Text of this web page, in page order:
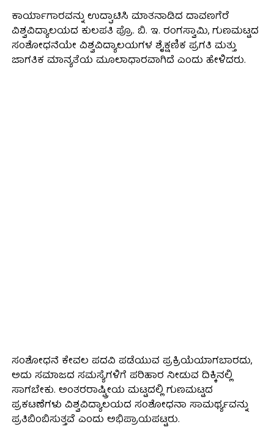
ಕಾರ್ಯಾಗಾರವನ್ನು ಉದ್ಘಾಟಿಸಿ ಮಾತನಾಡಿದ ದಾವಣಗೆರೆ
ವಿಶ್ವವಿದ್ಯಾಲಯದ ಕುಲಪತಿ ಪ್ರೊ. ಬಿ. ಇ. ರಂಗಸ್ವಾಮಿ, ಗುಣಮಟ್ಟದ
ಸಂಶೋಧನೆಯೇ ವಿಶ್ವವಿದ್ಯಾಲಯಗಳ ಶೈಕ್ಷಣಿಕ ಪ್ರಗತಿ ಮತ್ತು
ಜಾಗತಿಕ ಮಾನ್ಯತೆಯ ಮೂಲಾಧಾರವಾಗಿದೆ ಎಂದು ಹೇಳಿದರು.
ಸಂಶೋಧನೆ ಕೇವಲ ಪದವಿ ಪಡೆಯುವ ಪ್ರಕ್ರಿಯೆಯಾಗಬಾರದು,
ಅದು ಸಮಾಜದ ಸಮಸ್ಯೆಗಳಿಗೆ ಪರಿಹಾರ ನೀಡುವ ದಿಕ್ಕಿನಲ್ಲಿ
ಸಾಗಬೇಕು. ಅಂತರರಾಷ್ಟ್ರೀಯ ಮಟ್ಟದಲ್ಲಿ ಗುಣಮಟ್ಟದ
ಪ್ರಕಟಣೆಗಳು ವಿಶ್ವವಿದ್ಯಾಲಯದ ಸಂಶೋಧನಾ ಸಾಮರ್ಥ್ಯವನ್ನು
ಪ್ರತಿಬಿಂಬಿಸುತ್ತವೆ ಎಂದು ಅಭಿಪ್ರಾಯಪಟ್ಟರು.